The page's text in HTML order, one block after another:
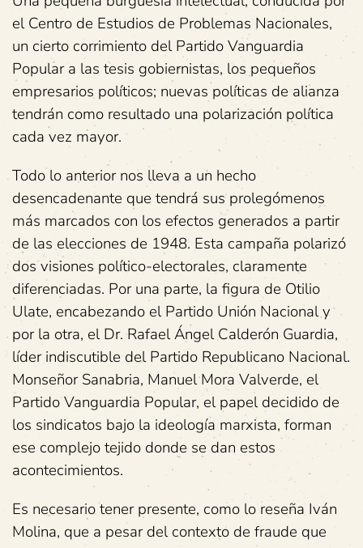
el Centro de Estudios de Problemas Nacionales,
un cierto corrimiento del Partido Vanguardia
Popular a las tesis gobiernistas, los pequeños
empresarios políticos; nuevas políticas de alianza
tendrán como resultado una polarización política
cada vez mayor.
Todo lo anterior nos lleva a un hecho
desencadenante que tendrá sus prolegómenos
más marcados con los efectos generados a partir
de las elecciones de 1948. Esta campaña polarizó
dos visiones político-electorales, claramente
diferenciadas. Por una parte, la figura de Otilio
Ulate, encabezando el Partido Unión Nacional y
por la otra, el Dr. Rafael Ángel Calderón Guardia,
líder indiscutible del Partido Republicano Nacional.
Monseñor Sanabria, Manuel Mora Valverde, el
Partido Vanguardia Popular, el papel decidido de
los sindicatos bajo la ideología marxista, forman
ese complejo tejido donde se dan estos
acontecimientos.
Es necesario tener presente, como lo reseña Iván
Molina, que a pesar del contexto de fraude que